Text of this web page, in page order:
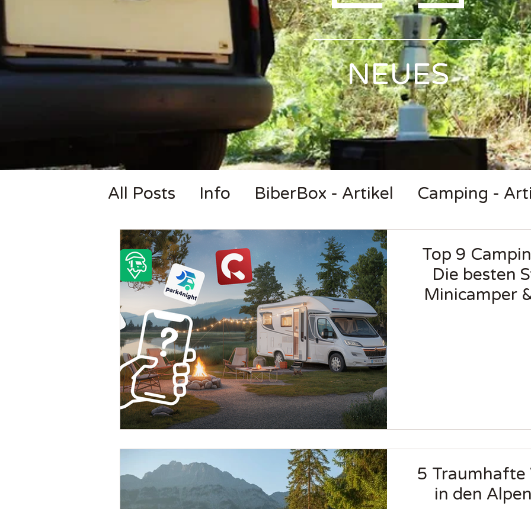
NEUES
All Posts Info BiberBox - Artikel Camping -
Top 9
Die besten
Minicamper
5 Traumhafte
in den